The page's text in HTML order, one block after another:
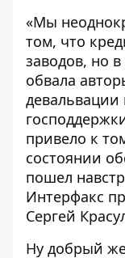
«Мы
том, что
заводов, но
обвала
девальвации
привело к
состоянии
пошел
Интерфакс
Сергей
Ну добрый